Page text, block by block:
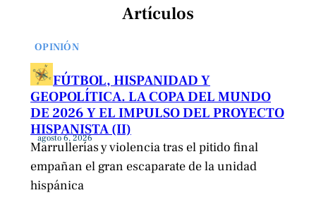
Artículos
OPINIÓN
FÚTBOL, HISPANIDAD Y
GEOPOLÍTICA. LA COPA DEL MUNDO
DE 2026 Y EL IMPULSO DEL PROYECTO
HISPANISTA (II)
agosto 6, 2026
Marrullerías y violencia tras el pitido final
empañan el gran escaparate de la unidad
hispánica